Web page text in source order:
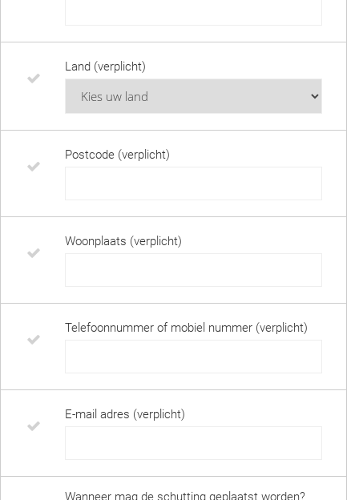
Land (verplicht)
Postcode (verplicht)
Woonplaats (verplicht)
Telefoonnummer of mobiel nummer (verplicht)
E-mail adres (verplicht)
Wanneer mag de schutting geplaatst worden?